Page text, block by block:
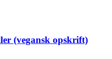
(vegansk opskrift)